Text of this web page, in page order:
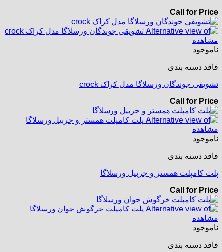
Call for Price
مشاهده
ناموجود
فاقد دسته بندی
تشویقی جوندگان ورسلاگا مدل کراک crock
Call for Price
مشاهده
ناموجود
فاقد دسته بندی
پلت کامپلت همستر و جربیل ورسلاگا
Call for Price
مشاهده
ناموجود
فاقد دسته بندی